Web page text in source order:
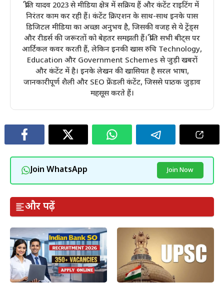
प्रीति यादव 2023 से मीडिया क्षेत्र में सक्रिय हैं और कंटेंट राइटिंग में
निरंतर काम कर रही हैं। कंटेंट क्रिएशन के साथ-साथ इनके पास
डिजिटल मीडिया का अच्छा अनुभव है, जिसकी वजह से ये ट्रेंड्स
और रीडर्स की जरूरतों को बेहतर समझती हैं। प्रीति सभी बीट्स पर
आर्टिकल कवर करती हैं, लेकिन इनकी खास रुचि Technology,
Education और Government Schemes से जुड़ी खबरों
और कंटेंट में है। इनके लेखन की खासियत है सरल भाषा,
जानकारीपूर्ण शैली और SEO फ्रेंडली कंटेंट, जिससे पाठक जुड़ाव
महसूस करते हैं।
Join WhatsApp Join Now
और पढ़ें